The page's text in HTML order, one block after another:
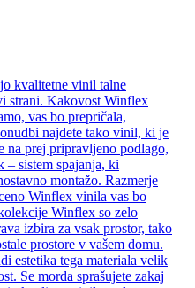
kvalitetne vinil talne
strani. Kakovost Winflex
vas bo prepričala,
najdete tako vinil, ki je
na prej pripravljeno podlago,
sistem spajanja, ki
montažo. Razmerje
Winflex vinila vas bo
Winflex so zelo
izbira za vsak prostor, tako
prostore v vašem domu.
estetika tega materiala velik
Se morda sprašujete zakaj